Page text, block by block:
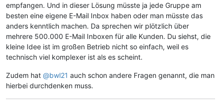
empfangen. Und in dieser Lösung müsste ja jede Gruppe am
besten eine eigene E-Mail Inbox haben oder man müsste das
anders kenntlich machen. Da sprechen wir plötzlich über
mehrere 500.000 E-Mail Inboxen für alle Kunden. Du siehst, die
kleine Idee ist im großen Betrieb nicht so einfach, weil es
technisch viel komplexer ist als es scheint.
Zudem hat @bwl21 auch schon andere Fragen genannt, die man
hierbei durchdenken muss.